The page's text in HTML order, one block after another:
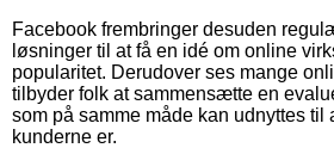
Facebook frembringer desuden
løsninger til at få en idé om online
popularitet. Derudover ses mange
tilbyder folk at sammensætte en
som på samme måde kan udnyttes til
kunderne er.